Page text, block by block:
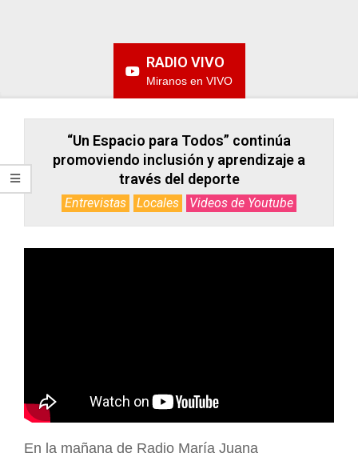
RADIO VIVO
Miranos en VIVO
“Un Espacio para Todos” continúa
promoviendo inclusión y aprendizaje a
través del deporte
Entrevistas Locales Videos de Youtube
En la mañana de Radio María Juana